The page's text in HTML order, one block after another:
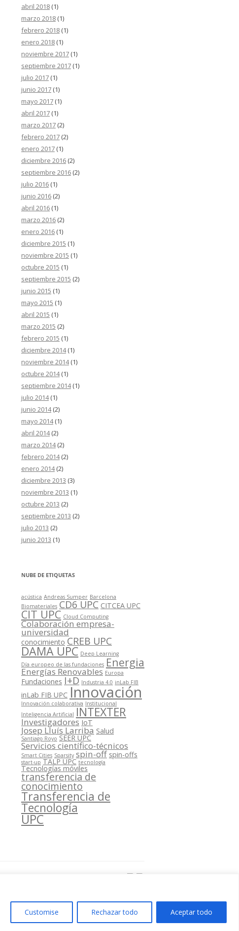
Customise Rechazar todo Aceptar todo
abril 2018 (1)
marzo 2018 (1)
febrero 2018 (1)
enero 2018 (1)
noviembre 2017 (1)
septiembre 2017 (1)
julio 2017 (1)
junio 2017 (1)
mayo 2017 (1)
abril 2017 (1)
marzo 2017 (2)
febrero 2017 (2)
enero 2017 (1)
diciembre 2016 (2)
septiembre 2016 (2)
julio 2016 (1)
junio 2016 (2)
abril 2016 (1)
marzo 2016 (2)
enero 2016 (1)
diciembre 2015 (1)
noviembre 2015 (1)
octubre 2015 (1)
septiembre 2015 (2)
junio 2015 (1)
mayo 2015 (1)
abril 2015 (1)
marzo 2015 (2)
febrero 2015 (1)
diciembre 2014(1)
noviembre 2014(1)
octubre 2014(1)
septiembre 2014(1)
julio 2014(1)
junio 2014(2)
mayo 2014(1)
abril 2014(2)
marzo 2014(2)
febrero 2014(2)
enero 2014(2)
diciembre 2013 (3)
noviembre 2013 (1)
octubre 2013 (2)
septiembre 2013 (2)
julio 2013 (2)
junio 2013 (1)
NUBE DE ETIQUETAS
acústica Andreas Sumper Barcelona
Biomateriales CD6 UPC CITCEA UPC
CIT UPC Cloud Computing
Colaboración empresa-
universidad
conocimiento CREB UPC
DAMA UPC Deep Learning
Día europeo de las fundaciones Energia
Energías Renovables Europa
Fundaciones I+D Industria 4.0 inLab FIB
inLab FIB UPC Innovación
Innovación colaborativa Institucional
Inteligencia Artificial INTEXTER
Investigadores IoT
Josep Lluís Larriba Salud
Santiago Royo SEER UPC
Servicios científico-técnicos
Smart Cities Sparsity spin-off spin-offs
start-up TALP UPC tecnología
Tecnologías móviles
transferencia de
conocimiento
Transferencia de
Tecnología
UPC